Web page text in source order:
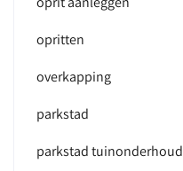
opritten
overkapping
parkstad
parkstad tuinonderhoud